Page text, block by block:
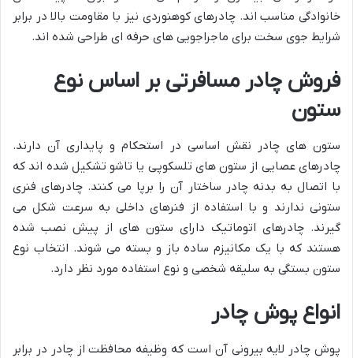
خانوادگی مناسب اند. چادرهای کوهنوردی نیز با مقاومت بالا در برابر
شرایط جوی سخت برای ماجراجویی های حرفه ای طراحی شده اند.
فروش چادر مسافرتی بر اساس نوع
ستون
ستون های چادر نقش اساسی در استحکام و پایداری آن دارند.
چادرهای عصایی از ستون های تلسکوپی یا تاشو تشکیل شده اند که
با اتصال به بدنه چادر ساختار آن را برپا می کنند. چادرهای فنری
ستونی ندارند و با استفاده از فنرهای داخلی به سرعت شکل می
گیرند. چادرهای اتوماتیک دارای ستون های از پیش نصب شده
هستند که با یک مکانیزم ساده باز و بسته می شوند. انتخاب نوع
ستون بستگی به سلیقه شخصی و نوع استفاده مورد نظر دارد.
انواع پوش چادر
پوش چادر لایه بیرونی آن است که وظیفه محافظت از چادر در برابر